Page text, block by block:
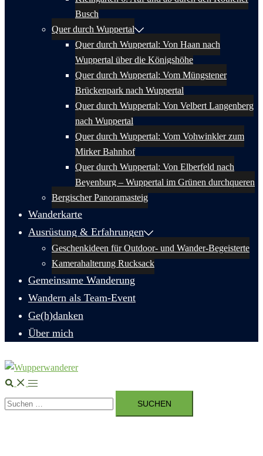
Busch
Quer durch Wuppertal
Quer durch Wuppertal: Von Haan nach
Wuppertal über die Königshöhe
Quer durch Wuppertal: Vom Müngstener
Brückenpark nach Wuppertal
Quer durch Wuppertal: Von Velbert Langenberg
nach Wuppertal
Quer durch Wuppertal: Vom Vohwinkler zum
Mirker Bahnhof
Quer durch Wuppertal: Von Elberfeld nach
Beyenburg – Wuppertal im Grünen durchqueren
Bergischer Panoramasteig
Wanderkarte
Ausrüstung & Erfahrungen
Geschenkideen für Outdoor- und Wander-Begeisterte
Kamerahalterung Rucksack
Gemeinsame Wanderung
Wandern als Team-Event
Ge(h)danken
Über mich
Suche Menü
umschalten
Suchen
nach: